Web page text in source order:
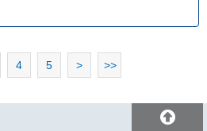
4 5 > >>